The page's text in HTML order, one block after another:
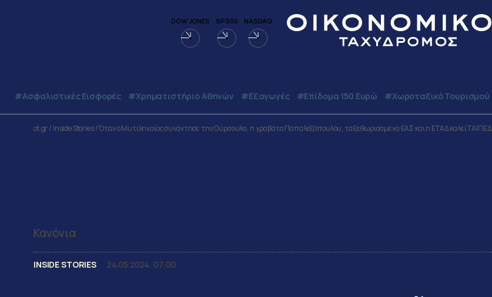
DOW JONES SP 500 NASDAQ
#Ασφαλιστικές Εισφορές #Χρηματιστήριο Αθηνών #εξαγωγές #Επίδομα 150 Ευρώ #Χωροταξικό Τουρισμού
ot.gr/ Inside Stories/Όταν ο Μυτιληναίος συνάντησε την Ούρσουλα, η γραβάτα Παπαλεξόπουλου, τα ξεθωριασμένα ΕΑΣ και η ΕΤΑΔ καλεί ΤΑΙΠΕΔ
Κανόνια
INSIDE STORIES 24.05.2024, 07:00